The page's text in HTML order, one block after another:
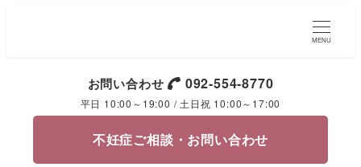
MENU
お問い合わせ 092-554-8770
平日 10:00～19:00 / 土日祝 10:00～17:00
不妊症ご相談・お問い合わせ